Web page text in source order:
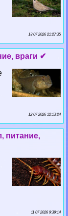
13 07 2026 21:27:35
враги ✔
12 07 2026 12:13:24
питание,
11 07 2026 9:39:14